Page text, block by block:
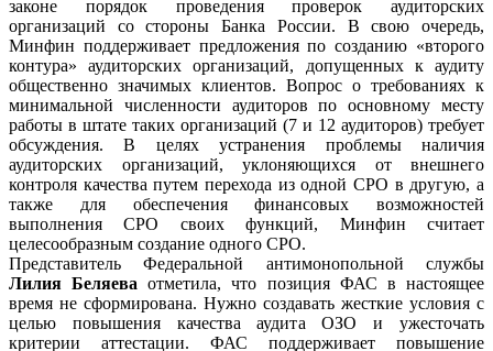
законе порядок проведения проверок аудиторских
организаций со стороны Банка России. В свою очередь,
Минфин поддерживает предложения по созданию «второго
контура» аудиторских организаций, допущенных к аудиту
общественно значимых клиентов. Вопрос о требованиях к
минимальной численности аудиторов по основному месту
работы в штате таких организаций (7 и 12 аудиторов) требует
обсуждения. В целях устранения проблемы наличия
аудиторских организаций, уклоняющихся от внешнего
контроля качества путем перехода из одной СРО в другую, а
также для обеспечения финансовых возможностей
выполнения СРО своих функций, Минфин считает
целесообразным создание одного СРО.
Представитель Федеральной антимонопольной службы
Лилия Беляева отметила, что позиция ФАС в настоящее
время не сформирована. Нужно создавать жесткие условия с
целью повышения качества аудита ОЗО и ужесточать
критерии аттестации. ФАС поддерживает повышение